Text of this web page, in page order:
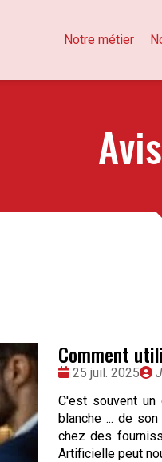
Notre métier
Comment
Date
25 juil. 2025
C'est souvent
blanche ... de
chez des
Artificielle peut